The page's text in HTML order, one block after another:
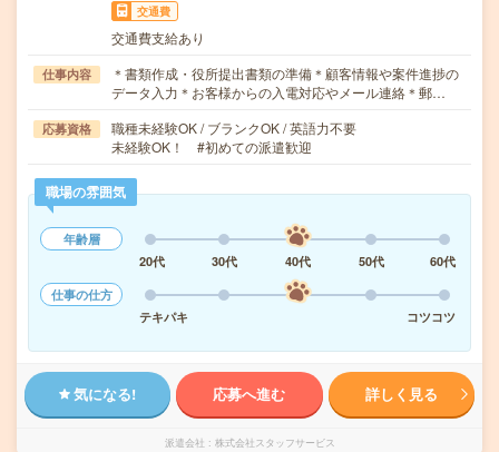
交通費
交通費支給あり
仕事内容
＊書類作成・役所提出書類の準備＊顧客情報や案件進捗の
データ入力＊お客様からの入電対応やメール連絡＊郵…
応募資格
職種未経験OK / ブランクOK / 英語力不要
未経験OK！ #初めての派遣歓迎
職場の雰囲気
年齢層
20代
30代 40代 50代
60代
仕事の仕方
テキパキ
コツコツ
気になる! 応募へ進む 詳しく見る
派遣会社 株式会社スタッフサービス